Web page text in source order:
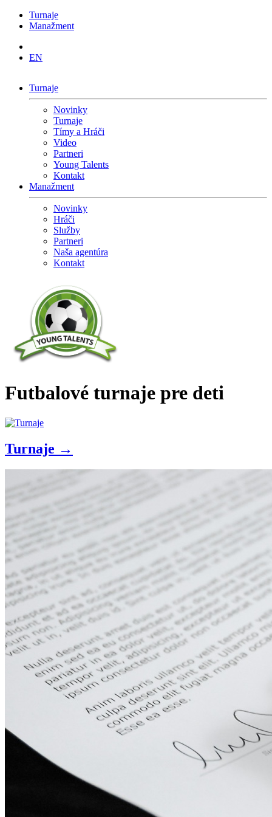
Turnaje
Manažment
EN
Turnaje
Novinky
Turnaje
Tímy a Hráči
Video
Partneri
Young Talents
Kontakt
Manažment
Novinky
Hráči
Služby
Partneri
Naša agentúra
Kontakt
Futbalové turnaje pre deti
Turnaje →